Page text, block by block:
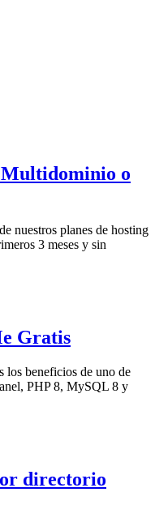
o
nuestros planes de hosting
3 meses y sin
Gratis
los beneficios de uno de
PHP 8, MySQL 8 y
directorio